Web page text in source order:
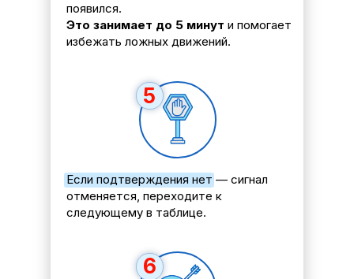
Если подтверждения нет — сигнал
отменяется, переходите к
следующему в таблице.
появился.
Это занимает до 5 минут и помогает
избежать ложных движений.
6
5